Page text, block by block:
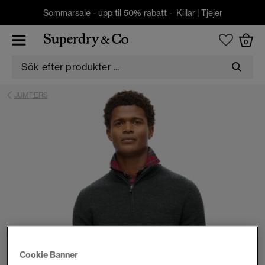
Sommarsale - upp til 50% rabatt - Killar| Tjejer
0
JUMPERS
Cookie Banner